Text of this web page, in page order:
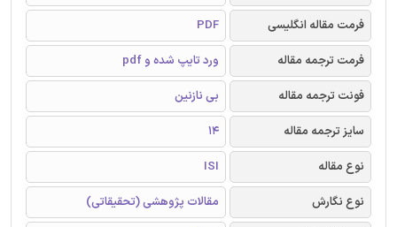
فرمت مقاله انگلیسی
PDF
فرمت ترجمه مقاله
ورد تایپ شده و pdf
فونت ترجمه مقاله
بی نازنین
سایز ترجمه مقاله
14
نوع مقاله
ISI
نوع نگارش
مقالات پژوهشی (تحقیقاتی)